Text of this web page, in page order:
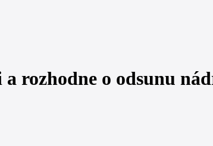
rozhodne o odsunu